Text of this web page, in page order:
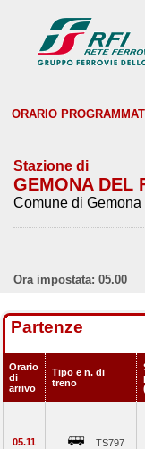
ORARIO
Stazione di
GEMONA DEL
Comune di
Ora impostata: 05.00
Partenze
Orario
di
arrivo
Tipo e n. di
treno
05.11 TS797